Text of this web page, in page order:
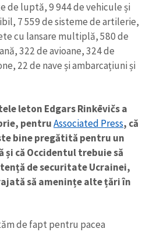
de luptă, 9 944 de vehicule și
7 559 de sisteme de artilerie,
cu lansare multiplă, 580 de
322 de avioane, 324 de
22 de nave și ambarcațiuni și
leton Edgars Rinkēvičs a
pentruAssociated Press, că
bine pregătită pentru un
și că Occidentul trebuie să
de securitate Ucrainei,
să amenințe alte țări în
de fapt pentru pacea